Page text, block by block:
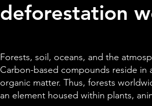
deforestation
Forests, soil, oceans, and the
Carbon-based compounds reside in
organic matter. Thus, forests
an element housed within plants,